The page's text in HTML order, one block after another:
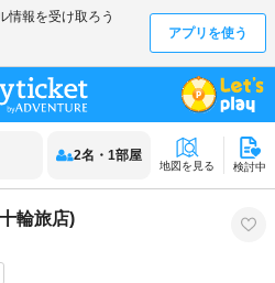
2名 ・ 1部屋
地図を見る 検討中
輪旅店)